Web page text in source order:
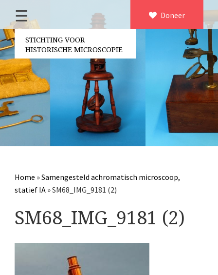
×
Home
Over ons
Contact
Bestuur
Vrijwilligers
Partners
Jaarverslagen
Microscopen
Overige optische instrumenten
Elektrische meetapparatuur
Boeken
Divers
Doneer
☰
STICHTING VOOR
HISTORISCHE MICROSCOPIE
Home »Samengesteld achromatisch microscoop,
statief IA »SM68_IMG_9181 (2)
SM68_IMG_9181 (2)